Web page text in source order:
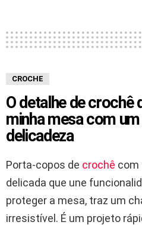
CROCHE
O detalhe de crochê
minha mesa com
delicadeza
Porta-copos de crochê com
delicada que une
proteger a mesa, traz um
irresistível. É um projeto